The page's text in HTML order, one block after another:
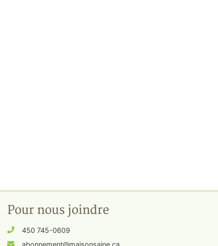
Pour nous joindre
450 745-0609
abonnement@maisonsaine.ca